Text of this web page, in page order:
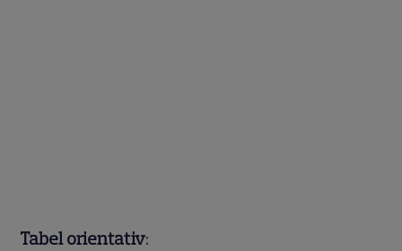
Tabel orientativ: